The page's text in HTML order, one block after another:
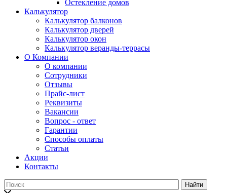
Остекление домов
Калькулятор
Калькулятор балконов
Калькулятор дверей
Калькулятор окон
Калькулятор веранды-террасы
О Компании
О компании
Сотрудники
Отзывы
Прайс-лист
Реквизиты
Вакансии
Вопрос - ответ
Гарантии
Способы оплаты
Статьи
Акции
Контакты
Найти